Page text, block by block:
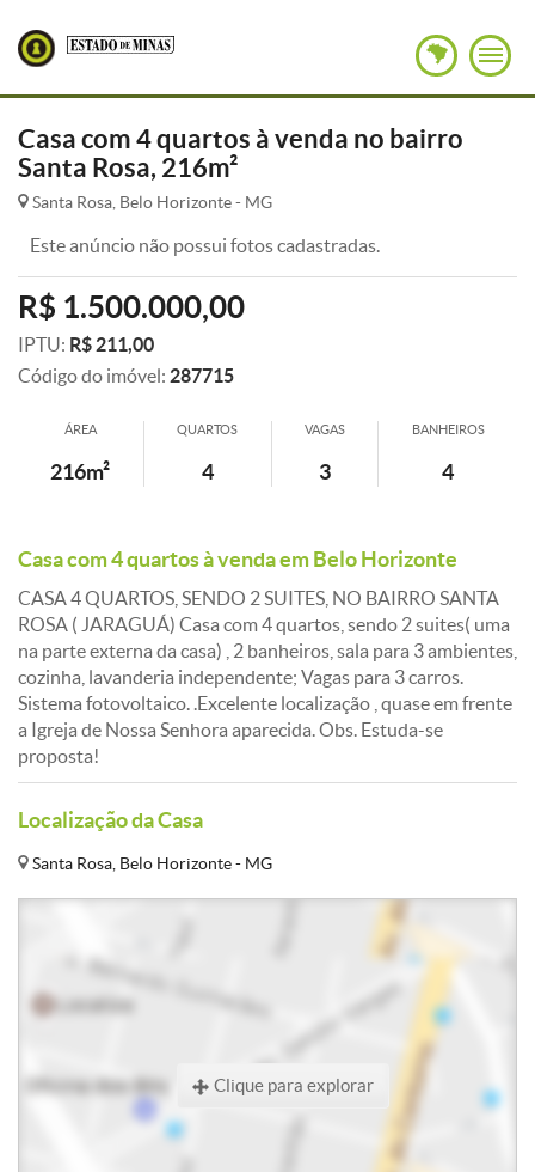
Casa com 4 quartos à venda no bairro
Santa Rosa, 216m²
Santa Rosa, Belo Horizonte - MG
Este anúncio não possui fotos cadastradas.
R$ 1.500.000,00
IPTU: R$ 211,00
Código do imóvel: 287715
ÁREA
216m²
QUARTOS
4
VAGAS
3
BANHEIROS
4
Casa com 4 quartos à venda em Belo Horizonte
CASA 4 QUARTOS, SENDO 2 SUITES, NO BAIRRO SANTA
ROSA ( JARAGUÁ) Casa com 4 quartos, sendo 2 suites( uma
na parte externa da casa) , 2 banheiros, sala para 3 ambientes,
cozinha, lavanderia independente; Vagas para 3 carros.
Sistema fotovoltaico. .Excelente localização , quase em frente
a Igreja de Nossa Senhora aparecida. Obs. Estuda-se
proposta!
Localização da Casa
Santa Rosa, Belo Horizonte - MG
Clique para explorar